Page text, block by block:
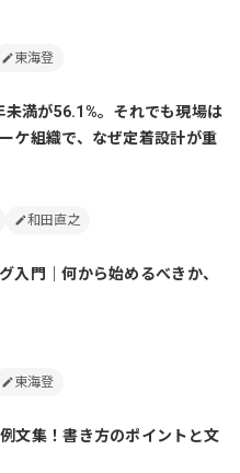
東海登
未満が56.1%。それでも現場は
ケ組織で、なぜ定着設計が重
和田直之
入門｜何から始めるべきか、
東海登
文集！書き方のポイントと文